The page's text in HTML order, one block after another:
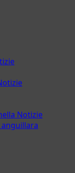
Notizie